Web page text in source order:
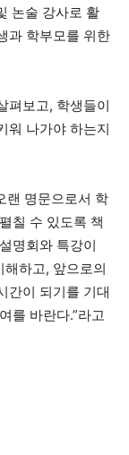
논술 강사로 활
과 학부모를 위한
펴보고, 학생들이
워 나가야 하는지
랜 명문으로서 학
칠 수 있도록 책
명회와 특강이
하고, 앞으로의
간이 되기를 기대
를 바란다.”라고